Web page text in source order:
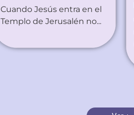
Cuando Jesús entra en el
Templo de Jerusalén no...
Ver +